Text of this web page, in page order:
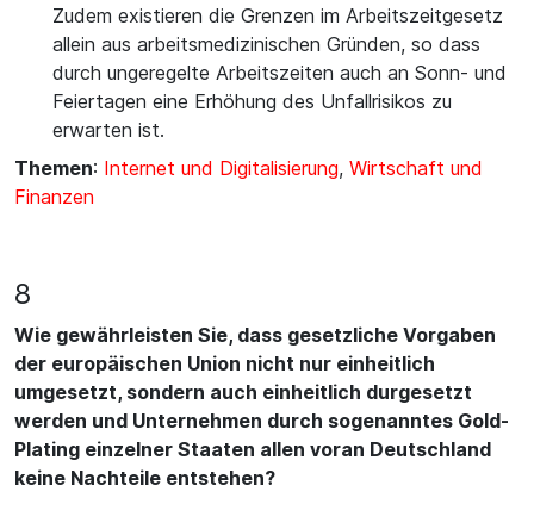
Zudem existieren die Grenzen im Arbeitszeitgesetz
allein aus arbeitsmedizinischen Gründen, so dass
durch ungeregelte Arbeitszeiten auch an Sonn- und
Feiertagen eine Erhöhung des Unfallrisikos zu
erwarten ist.
Themen: Internet und Digitalisierung, Wirtschaft und
Finanzen
8
Wie gewährleisten Sie, dass gesetzliche Vorgaben
der europäischen Union nicht nur einheitlich
umgesetzt, sondern auch einheitlich durgesetzt
werden und Unternehmen durch sogenanntes Gold-
Plating einzelner Staaten allen voran Deutschland
keine Nachteile entstehen?